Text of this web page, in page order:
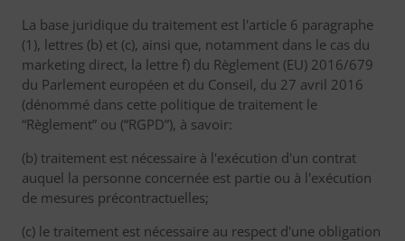
La base juridique du traitement est l'article 6 paragraphe
(1), lettres (b) et (c), ainsi que, notamment dans le cas du
marketing direct, la lettre f) du Règlement (EU) 2016/679
du Parlement européen et du Conseil, du 27 avril 2016
(dénommé dans cette politique de traitement le
“Règlement” ou (“RGPD”), à savoir:
(b) traitement est nécessaire à l'exécution d'un contrat
auquel la personne concernée est partie ou à l'exécution
de mesures précontractuelles;
(c) le traitement est nécessaire au respect d'une obligation